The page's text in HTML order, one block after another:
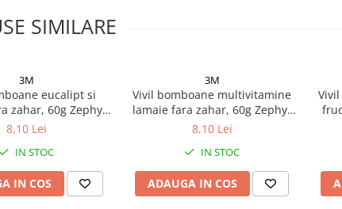
SIMILARE
3M
eucalipt si
zahar, 60g Zephyr
Labs
8,10 Lei
IN STOC
IN COS
3M
Vivil bomboane multivitamine
lamaie fara zahar, 60g Zephyr
Labs
8,10 Lei
IN STOC
ADAUGA IN COS